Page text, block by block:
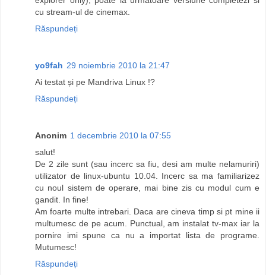
cu stream-ul de cinemax.
Răspundeți
yo9fah 29 noiembrie 2010 la 21:47
Ai testat și pe Mandriva Linux !?
Răspundeți
Anonim 1 decembrie 2010 la 07:55
salut!
De 2 zile sunt (sau incerc sa fiu, desi am multe nelamuriri)
utilizator de linux-ubuntu 10.04. Incerc sa ma familiarizez
cu noul sistem de operare, mai bine zis cu modul cum e
gandit. In fine!
Am foarte multe intrebari. Daca are cineva timp si pt mine ii
multumesc de pe acum. Punctual, am instalat tv-max iar la
pornire imi spune ca nu a importat lista de programe.
Mutumesc!
Răspundeți